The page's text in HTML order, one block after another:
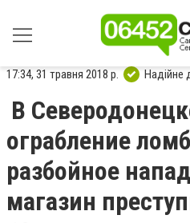
17:34, 31 травня 2018 р. Надійне
В
ограбление
разбойное
магазин